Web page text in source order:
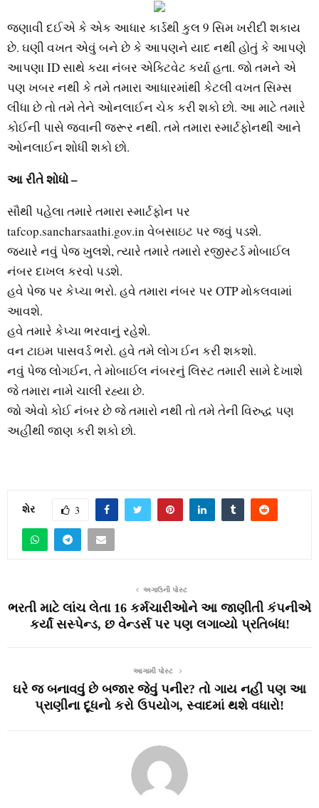
જણાવી દઈએ કે એક આધાર કાર્ડથી કુલ 9 સિમ ખરીદી શકાય
છે. ઘણી વખત એવું બને છે કે આપણને યાદ નથી હોતું કે આપણે
આપણા ID સાથે કયા નંબર એક્ટિવેટ કર્યા હતા. જો તમને એ
પણ ખબર નથી કે તમે તમારા આધારમાંથી કેટલી વખત સિમ્સ
લીધા છે તો તમે તેને ઓનલાઈન ચેક કરી શકો છો. આ માટે તમારે
કોઈની પાસે જવાની જરૂર નથી. તમે તમારા સ્માર્ટફોનથી આને
ઓનલાઈન શોધી શકો છો.
આ રીતે શોધો –
સૌથી પહેલા તમારે તમારા સ્માર્ટફોન પર
tafcop.sancharsaathi.gov.in વેબસાઇટ પર જવું પડશે.
જ્યારે નવું પેજ ખુલશે, ત્યારે તમારે તમારો રજીસ્ટર્ડ મોબાઈલ
નંબર દાખલ કરવો પડશે.
હવે પેજ પર કેપ્ચા ભરો. હવે તમારા નંબર પર OTP મોકલવામાં
આવશે.
હવે તમારે કેપ્ચા ભરવાનું રહેશે.
વન ટાઇમ પાસવર્ડ ભરો. હવે તમે લોગ ઈન કરી શકશો.
નવું પેજ લોગઈન, તે મોબાઈલ નંબરનું લિસ્ટ તમારી સામે દેખાશે
જે તમારા નામે ચાલી રહ્યા છે.
જો એવો કોઈ નંબર છે જે તમારો નથી તો તમે તેની વિરુદ્ધ પણ
અહીંથી જાણ કરી શકો છો.
શેર 3
અગાઉની પોસ્ટ
ભરતી માટે લાંચ લેતા 16 કર્મચારીઓને આ જાણીતી કંપનીએ
કર્યાં સસ્પેન્ડ, છ વેન્ડર્સ પર પણ લગાવ્યો પ્રતિબંધ!
આગામી પોસ્ટ
ઘરે જ બનાવવું છે બજાર જેવું પનીર? તો ગાય નહીં પણ આ
પ્રાણીના દૂધનો કરો ઉપયોગ, સ્વાદમાં થશે વધારો!